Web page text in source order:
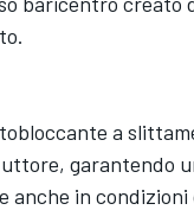
a
garantendo
anche in condizioni